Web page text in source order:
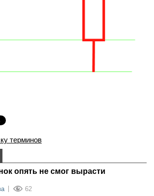
терминов
опять не смог вырасти
62